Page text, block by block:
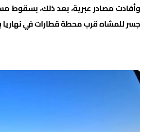
مصادر عبرية، بعد ذلك، بسقوط مسيرة
قرب محطة قطارات في نهاريا